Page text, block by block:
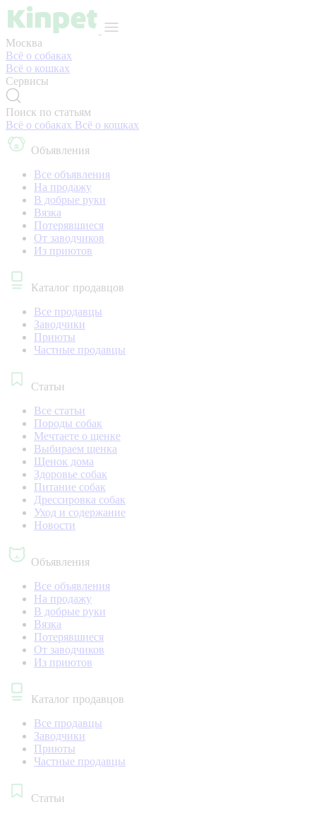
Москва
Всё о собаках
Всё о кошках
Сервисы
Поиск по статьям
Всё о собаках Всё о кошках
Объявления
Все объявления
На продажу
В добрые руки
Вязка
Потерявшиеся
От заводчиков
Из приютов
Каталог продавцов
Все продавцы
Заводчики
Приюты
Частные продавцы
Статьи
Все статьи
Породы собак
Мечтаете о щенке
Выбираем щенка
Щенок дома
Здоровье собак
Питание собак
Дрессировка собак
Уход и содержание
Новости
Объявления
Все объявления
На продажу
В добрые руки
Вязка
Потерявшиеся
От заводчиков
Из приютов
Каталог продавцов
Все продавцы
Заводчики
Приюты
Частные продавцы
Статьи